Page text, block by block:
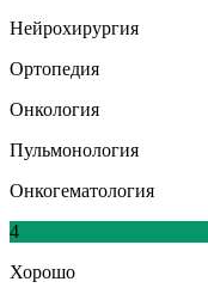
Нейрохирургия
Ортопедия
Онкология
Пульмонология
Онкогематология
4
Хорошо